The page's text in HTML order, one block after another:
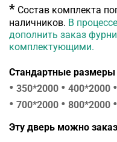
* Состав комплекта
наличников. В
дополнить заказ
комплектующими.
Стандартные
• 350*2000 • 400*2000 •
• 700*2000 • 800*2000 •
Эту дверь можно